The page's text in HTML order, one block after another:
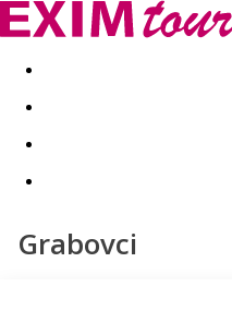
Akční nabídky Last minute
Grabovci